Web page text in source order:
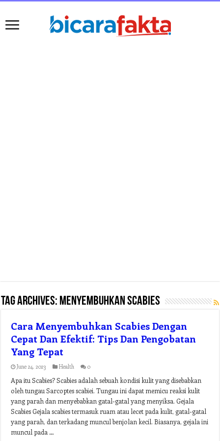
Tag Archives: menyembuhkan scabies
Cara Menyembuhkan Scabies Dengan
Cepat Dan Efektif: Tips Dan Pengobatan
Yang Tepat
June 24, 2023 Health 0
Apa itu Scabies? Scabies adalah sebuah kondisi kulit yang disebabkan
oleh tungau Sarcoptes scabiei. Tungau ini dapat memicu reaksi kulit
yang parah dan menyebabkan gatal-gatal yang menyiksa. Gejala
Scabies Gejala scabies termasuk ruam atau lecet pada kulit, gatal-gatal
yang parah, dan terkadang muncul benjolan kecil. Biasanya, gejala ini
muncul pada …